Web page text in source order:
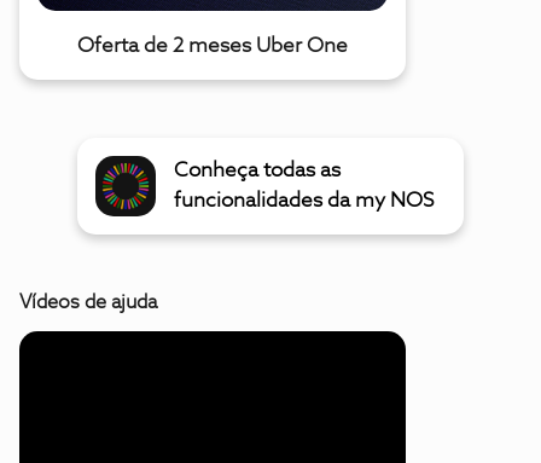
Oferta de 2 meses Uber One
Conheça todas as
funcionalidades da my NOS
Vídeos de ajuda